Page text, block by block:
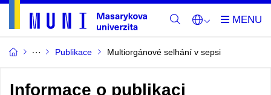
Publikace Multiorgánové selhání v sepsi
Informace o publikaci